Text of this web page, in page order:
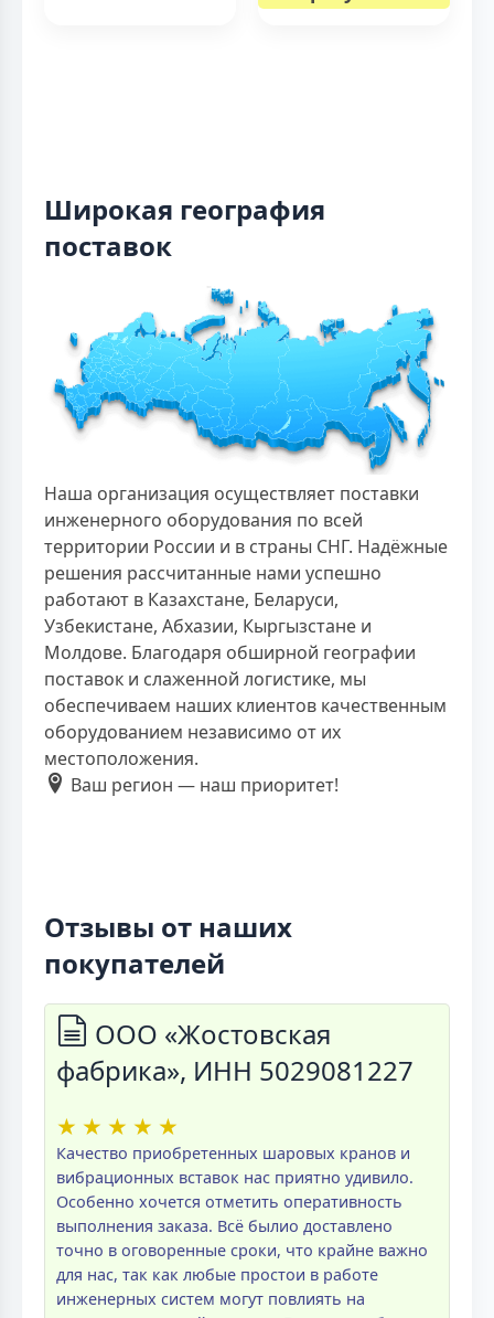
Широкая география
поставок
Наша организация осуществляет поставки
инженерного оборудования по всей
территории России и в страны СНГ. Надёжные
решения рассчитанные нами успешно
работают в Казахстане, Беларуси,
Узбекистане, Абхазии, Кыргызстане и
Молдове. Благодаря обширной географии
поставок и слаженной логистике, мы
обеспечиваем наших клиентов качественным
оборудованием независимо от их
местоположения.
Ваш регион — наш приоритет!
Отзывы от наших
покупателей
ООО «Жостовская
фабрика», ИНН 5029081227
★ ★ ★ ★ ★
Качество приобретенных шаровых кранов и
вибрационных вставок нас приятно удивило.
Особенно хочется отметить оперативность
выполнения заказа. Всё былио доставлено
точно в оговоренные сроки, что крайне важно
для нас, так как любые простои в работе
инженерных систем могут повлиять на